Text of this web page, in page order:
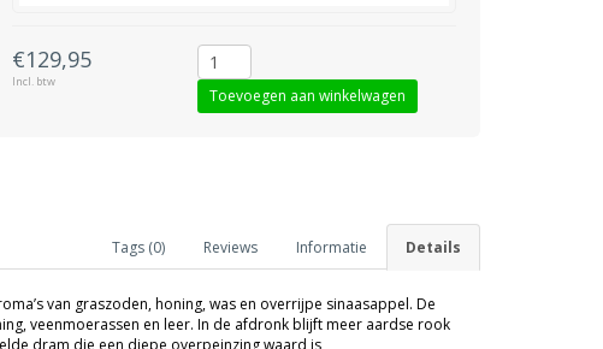
€129,95
Incl. btw
Details
Informatie
Reviews
Tags (0)
van graszoden, honing, was en overrijpe sinaasappel. De
veenmoerassen en leer. In de afdronk blijft meer aardse rook
dram die een diepe overpeinzing waard is